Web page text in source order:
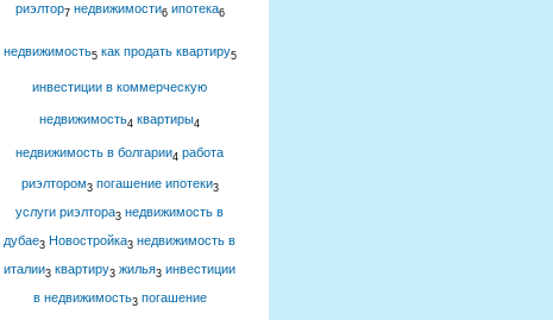
риэлтор7 недвижимости6 ипотека6
недвижимость5 как продать квартиру5
инвестиции в коммерческую
недвижимость4 квартиры4
недвижимость в болгарии4 работа
риэлтором3 погашение ипотеки3
услуги риэлтора3 недвижимость в
дубае3 Новостройка3 недвижимость в
италии3 квартиру3 жилья3 инвестиции
в недвижимость3 погашение